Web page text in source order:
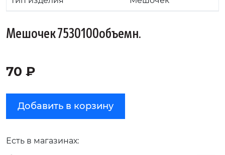
Мешочек 7530100объемн.
70 ₽
Добавить в корзину
Есть в магазинах: